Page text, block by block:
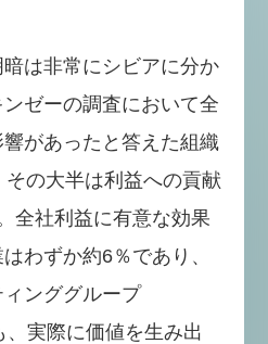
は非常にシビアに分か
ゼーの調査において全
があったと答えた組織
の大半は利益への貢献
全社利益に有意な効果
わずか約6％であり、
ンググループ
、実際に価値を生み出